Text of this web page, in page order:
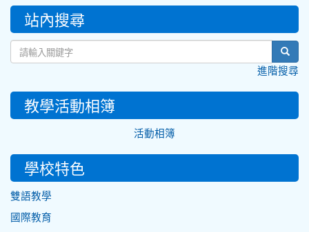
::: 站內搜尋
進階搜尋
教學活動相簿
活動相簿
學校特色
雙語教學
國際教育